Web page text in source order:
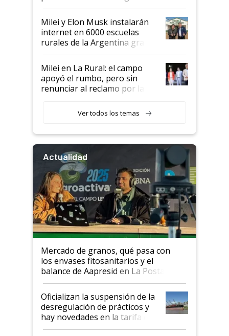
Milei y Elon Musk instalarán
internet en 6000 escuelas
rurales de la Argentina gracias
a un acuerdo con Starlink
Milei en La Rural: el campo
apoyó el rumbo, pero sin
renunciar al reclamo por las
Ver todos los temas
Actualidad
Mercado de granos, qué pasa con
los envases fitosanitarios y el
balance de Aapresid en La Posta
Oficializan la suspensión de la
desregulación de prácticos y
hay novedades en la tarifa de
la hidrovía